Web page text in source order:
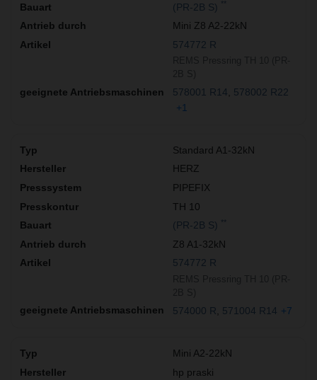
(PR-2B S)
Mini Z8 A2-22kN
574772 R
578001 R14
578002 R22
+1
Standard A1-32kN
HERZ
PIPEFIX
TH 10
(PR-2B S)
Z8 A1-32kN
574772 R
574000 R 571004 R14 +7
Mini A2-22kN
hp praski